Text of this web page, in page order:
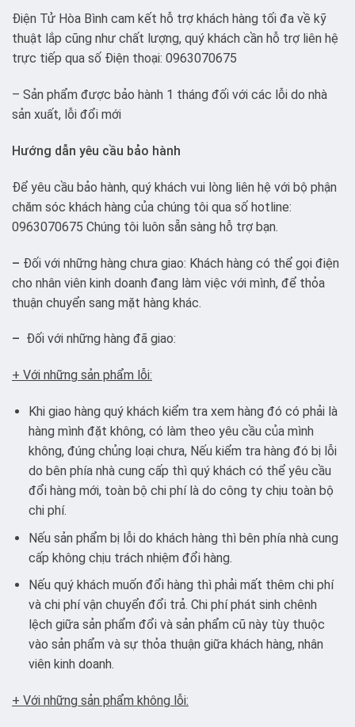
Điện Tử Hòa Bình cam kết hỗ trợ khách hàng tối đa về kỹ
thuật lắp cũng như chất lượng, quý khách cần hỗ trợ liên hệ
trực tiếp qua số Điện thoại: 0963070675
– Sản phẩm được bảo hành 1 tháng đối với các lỗi do nhà
sản xuất, lỗi đổi mới
Hướng dẫn yêu cầu bảo hành
Để yêu cầu bảo hành, quý khách vui lòng liên hệ với bộ phận
chăm sóc khách hàng của chúng tôi qua số hotline:
0963070675 Chúng tôi luôn sẵn sàng hỗ trợ bạn.
– Đối với những hàng chưa giao: Khách hàng có thể gọi điện
cho nhân viên kinh doanh đang làm việc với mình, để thỏa
thuận chuyển sang mặt hàng khác.
– Đối với những hàng đã giao:
+ Với những sản phẩm lỗi:
Khi giao hàng quý khách kiểm tra xem hàng đó có phải là
hàng mình đặt không, có làm theo yêu cầu của mình
không, đúng chủng loại chưa, Nếu kiểm tra hàng đó bị lỗi
do bên phía nhà cung cấp thì quý khách có thể yêu cầu
đổi hàng mới, toàn bộ chi phí là do công ty chịu toàn bộ
chi phí.
Nếu sản phẩm bị lỗi do khách hàng thì bên phía nhà cung
cấp không chịu trách nhiệm đổi hàng.
Nếu quý khách muốn đổi hàng thì phải mất thêm chi phí
và chi phí vận chuyển đổi trả. Chi phí phát sinh chênh
lệch giữa sản phẩm đổi và sản phẩm cũ này tùy thuộc
vào sản phẩm và sự thỏa thuận giữa khách hàng, nhân
viên kinh doanh.
+ Với những sản phẩm không lỗi: